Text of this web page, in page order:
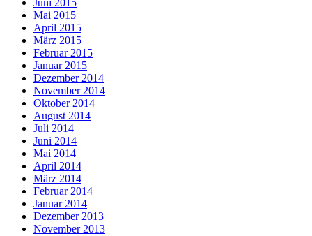
Juni 2015
Mai 2015
April 2015
März 2015
Februar 2015
Januar 2015
Dezember 2014
November 2014
Oktober 2014
August 2014
Juli 2014
Juni 2014
Mai 2014
April 2014
März 2014
Februar 2014
Januar 2014
Dezember 2013
November 2013